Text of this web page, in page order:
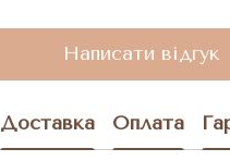
Написати відгук
Доставка Оплата